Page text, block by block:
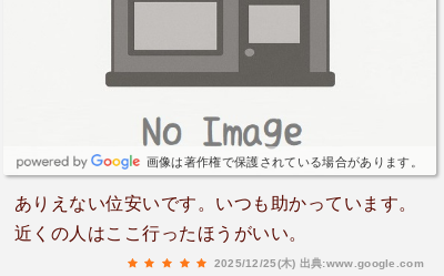
画像は著作権で保護されている場合があります。
ありえない位安いです。いつも助かっています。
近くの人はここ行ったほうがいい。
2025/12/25(木) 出典:www.google.com